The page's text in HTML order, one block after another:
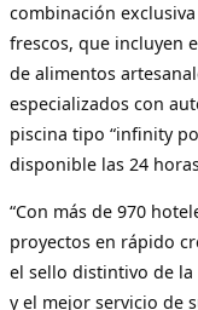
combinación
frescos, que incluyen
de alimentos
especializados con
piscina tipo “infinity
disponible las 24
“Con más de 970
proyectos en rápido
el sello distintivo de
y el mejor servicio de